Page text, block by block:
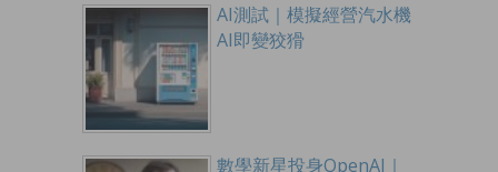
AI測試｜模擬經營汽水機
AI即變狡猾
數學新星投身OpenAI｜